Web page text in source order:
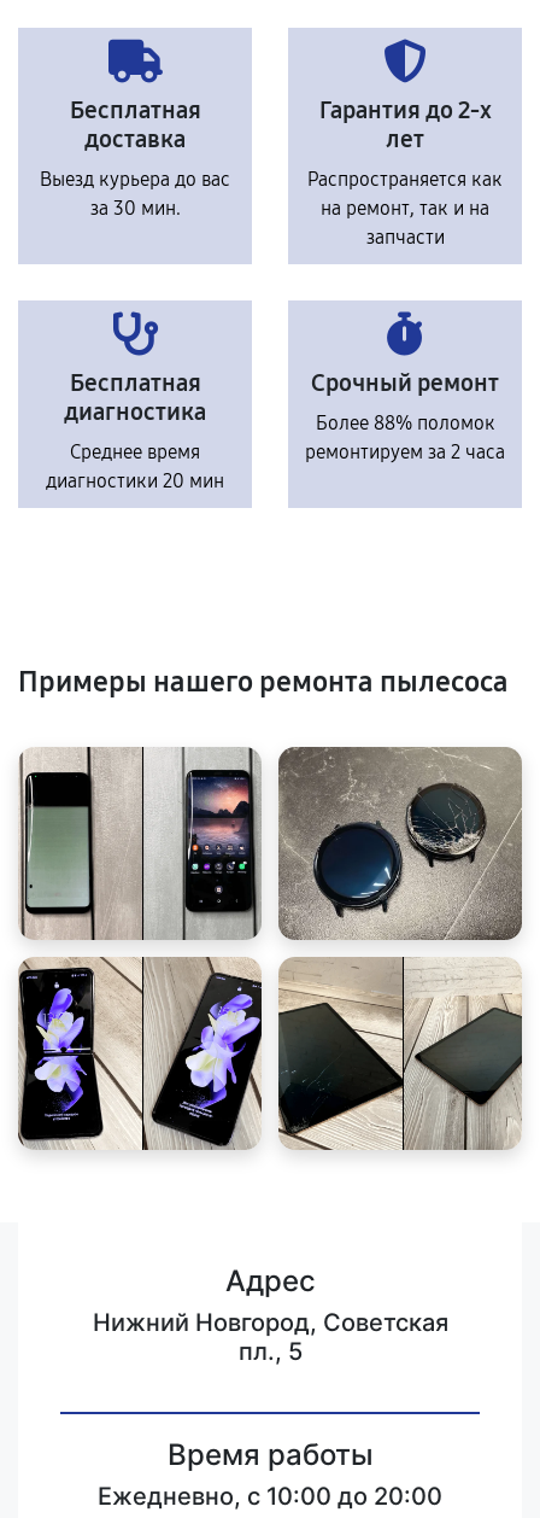
Бесплатная
доставка
Выезд курьера до вас
за 30 мин.
Гарантия до 2-х
лет
Распространяется как
на ремонт, так и на
запчасти
Бесплатная
диагностика
Среднее время
диагностики 20 мин
Срочный ремонт
Более 88% поломок
ремонтируем за 2 часа
Примеры нашего ремонта пылесоса
Адрес
Нижний Новгород, Советская
пл., 5
Время работы
Ежедневно, с 10:00 до 20:00